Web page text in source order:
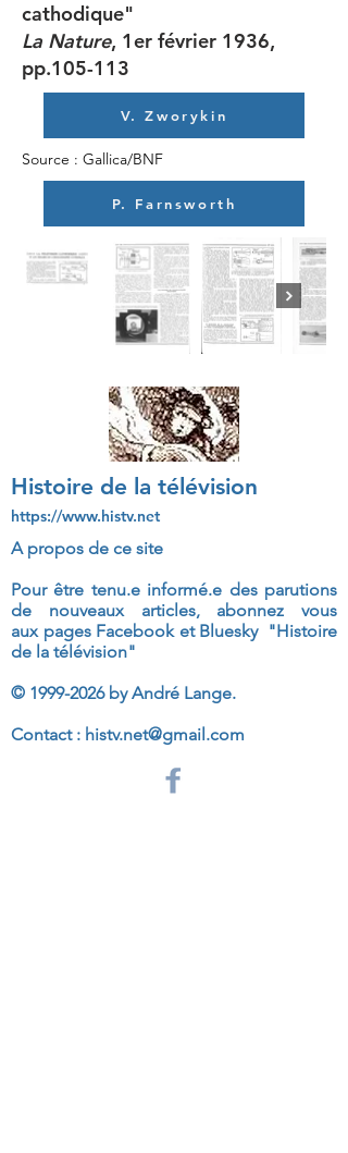
cathodique"
La Nature, 1er février 1936,
pp.105-113
V. Zworykin
Source : Gallica/BNF
P. Farnsworth
Histoire de la télévision
https://www.histv.net
A propos de ce site
Pour être tenu.e informé.e des parutions
de nouveaux articles, abonnez vous
aux pages Facebook et Bluesky "Histoire
de la télévision"
© 1999-2026by André Lange.
Contact : histv.net@gmail.com